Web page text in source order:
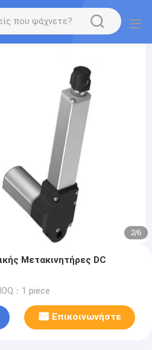
2/6
Μετακινητήρες DC
：1 piece
Επικοινωνήστε